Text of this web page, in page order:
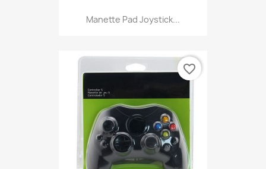
Manette Pad Joystick...
favorite_border